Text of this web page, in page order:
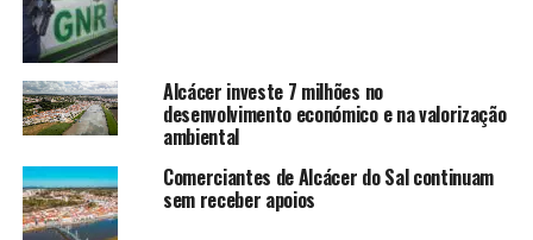
Alcácer investe 7 milhões no
desenvolvimento económico e na valorização
ambiental
Comerciantes de Alcácer do Sal continuam
sem receber apoios